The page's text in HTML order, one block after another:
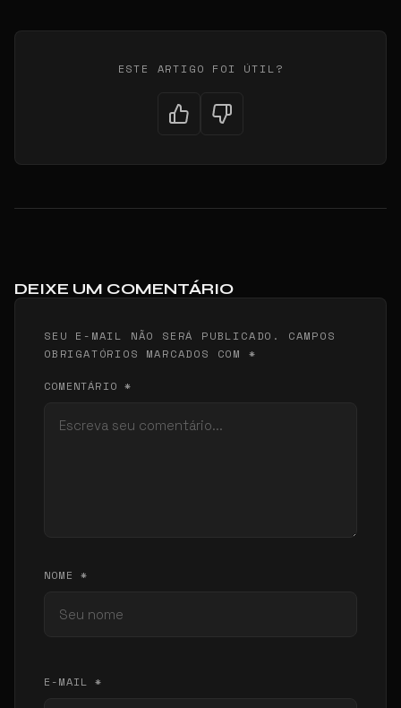
ESTE ARTIGO FOI ÚTIL?
DEIXE UM COMENTÁRIO
SEU E-MAIL NÃO SERÁ PUBLICADO. CAMPOS
OBRIGATÓRIOS MARCADOS COM *
COMENTÁRIO *
NOME *
E-MAIL *